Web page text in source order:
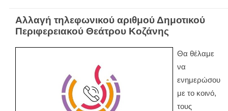
Αλλαγή τηλεφωνικού αριθμού Δημοτικού
Περιφερειακού Θεάτρου Κοζάνης
Θα θέλαμε
να
ενημερώσου
με το κοινό,
τους